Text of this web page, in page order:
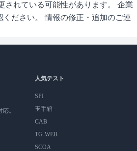
されている可能性があります。 企業
ださい。 情報の修正・追加のご連
。
人気テスト
SPI
玉手箱
CAB
TG-WEB
SCOA